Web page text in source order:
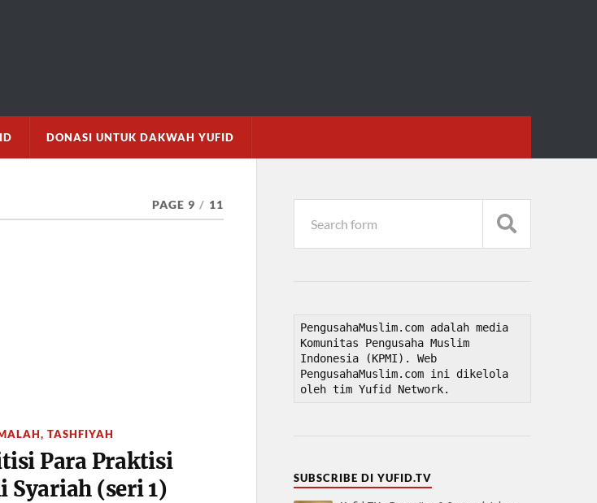
DONASI UNTUK DAKWAH YUFID
PAGE 9 / 11
, TASHFIYAH
Para Praktisi
Syariah (seri 1)
PengusahaMuslim.com adalah media
Komunitas Pengusaha Muslim
Indonesia (KPMI). Web
PengusahaMuslim.com ini dikelola
oleh tim Yufid Network.
SUBSCRIBE DI YUFID.TV